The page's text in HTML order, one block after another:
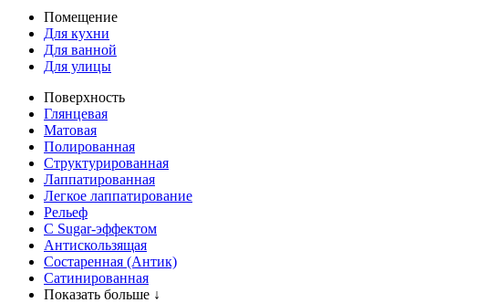
Помещение
Для кухни
Для ванной
Для улицы
Поверхность
Глянцевая
Матовая
Полированная
Структурированная
Лаппатированная
Легкое лаппатирование
Рельеф
С Sugar-эффектом
Антискользящая
Состаренная (Антик)
Сатинированная
Показать больше ↓